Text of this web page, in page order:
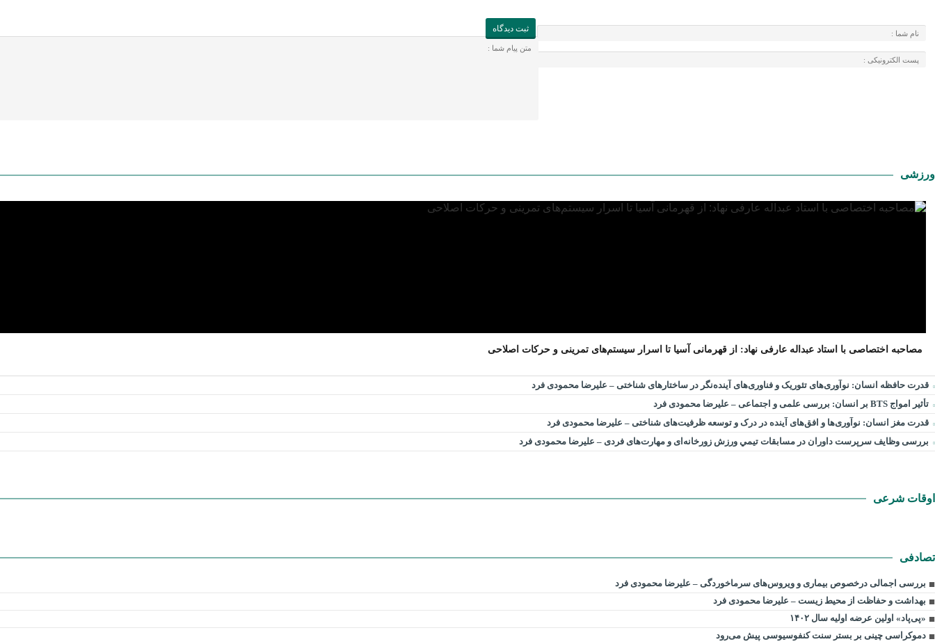
ورزشی
مصاحبه اختصاصی با استاد عبداله عارفی نهاد: از قهرمانی آسیا تا اسرار سیستم‌های تمرینی و حرکات اصلاحی
قدرت حافظه انسان: نوآوری‌های تئوریک و فناوری‌های آینده‌نگر در ساختارهای شناختی – علیرضا محمودی فرد
تأثیر امواج BTS بر انسان: بررسی علمی و اجتماعی – علیرضا محمودی فرد
قدرت مغز انسان: نوآوری‌ها و افق‌های آینده در درک و توسعه ظرفیت‌های شناختی – علیرضا محمودی فرد
بررسی وظايف سرپرست داوران در مسابقات تیمي ورزش زورخانه‌ای و مهارت‌های فردی – علیرضا محمودی فرد
اوقات شرعی
تصادفی
بررسی اجمالی درخصوص بیماری و ویروس‌های سرماخوردگی – علیرضا محمودی فرد
بهداشت و حفاظت از محیط زیست – علیرضا محمودی فرد
«پی‌پاد» اولین عرضه اولیه سال ۱۴۰۲
دموکراسی چینی بر بستر سنت کنفوسیوسی پیش می‌رود